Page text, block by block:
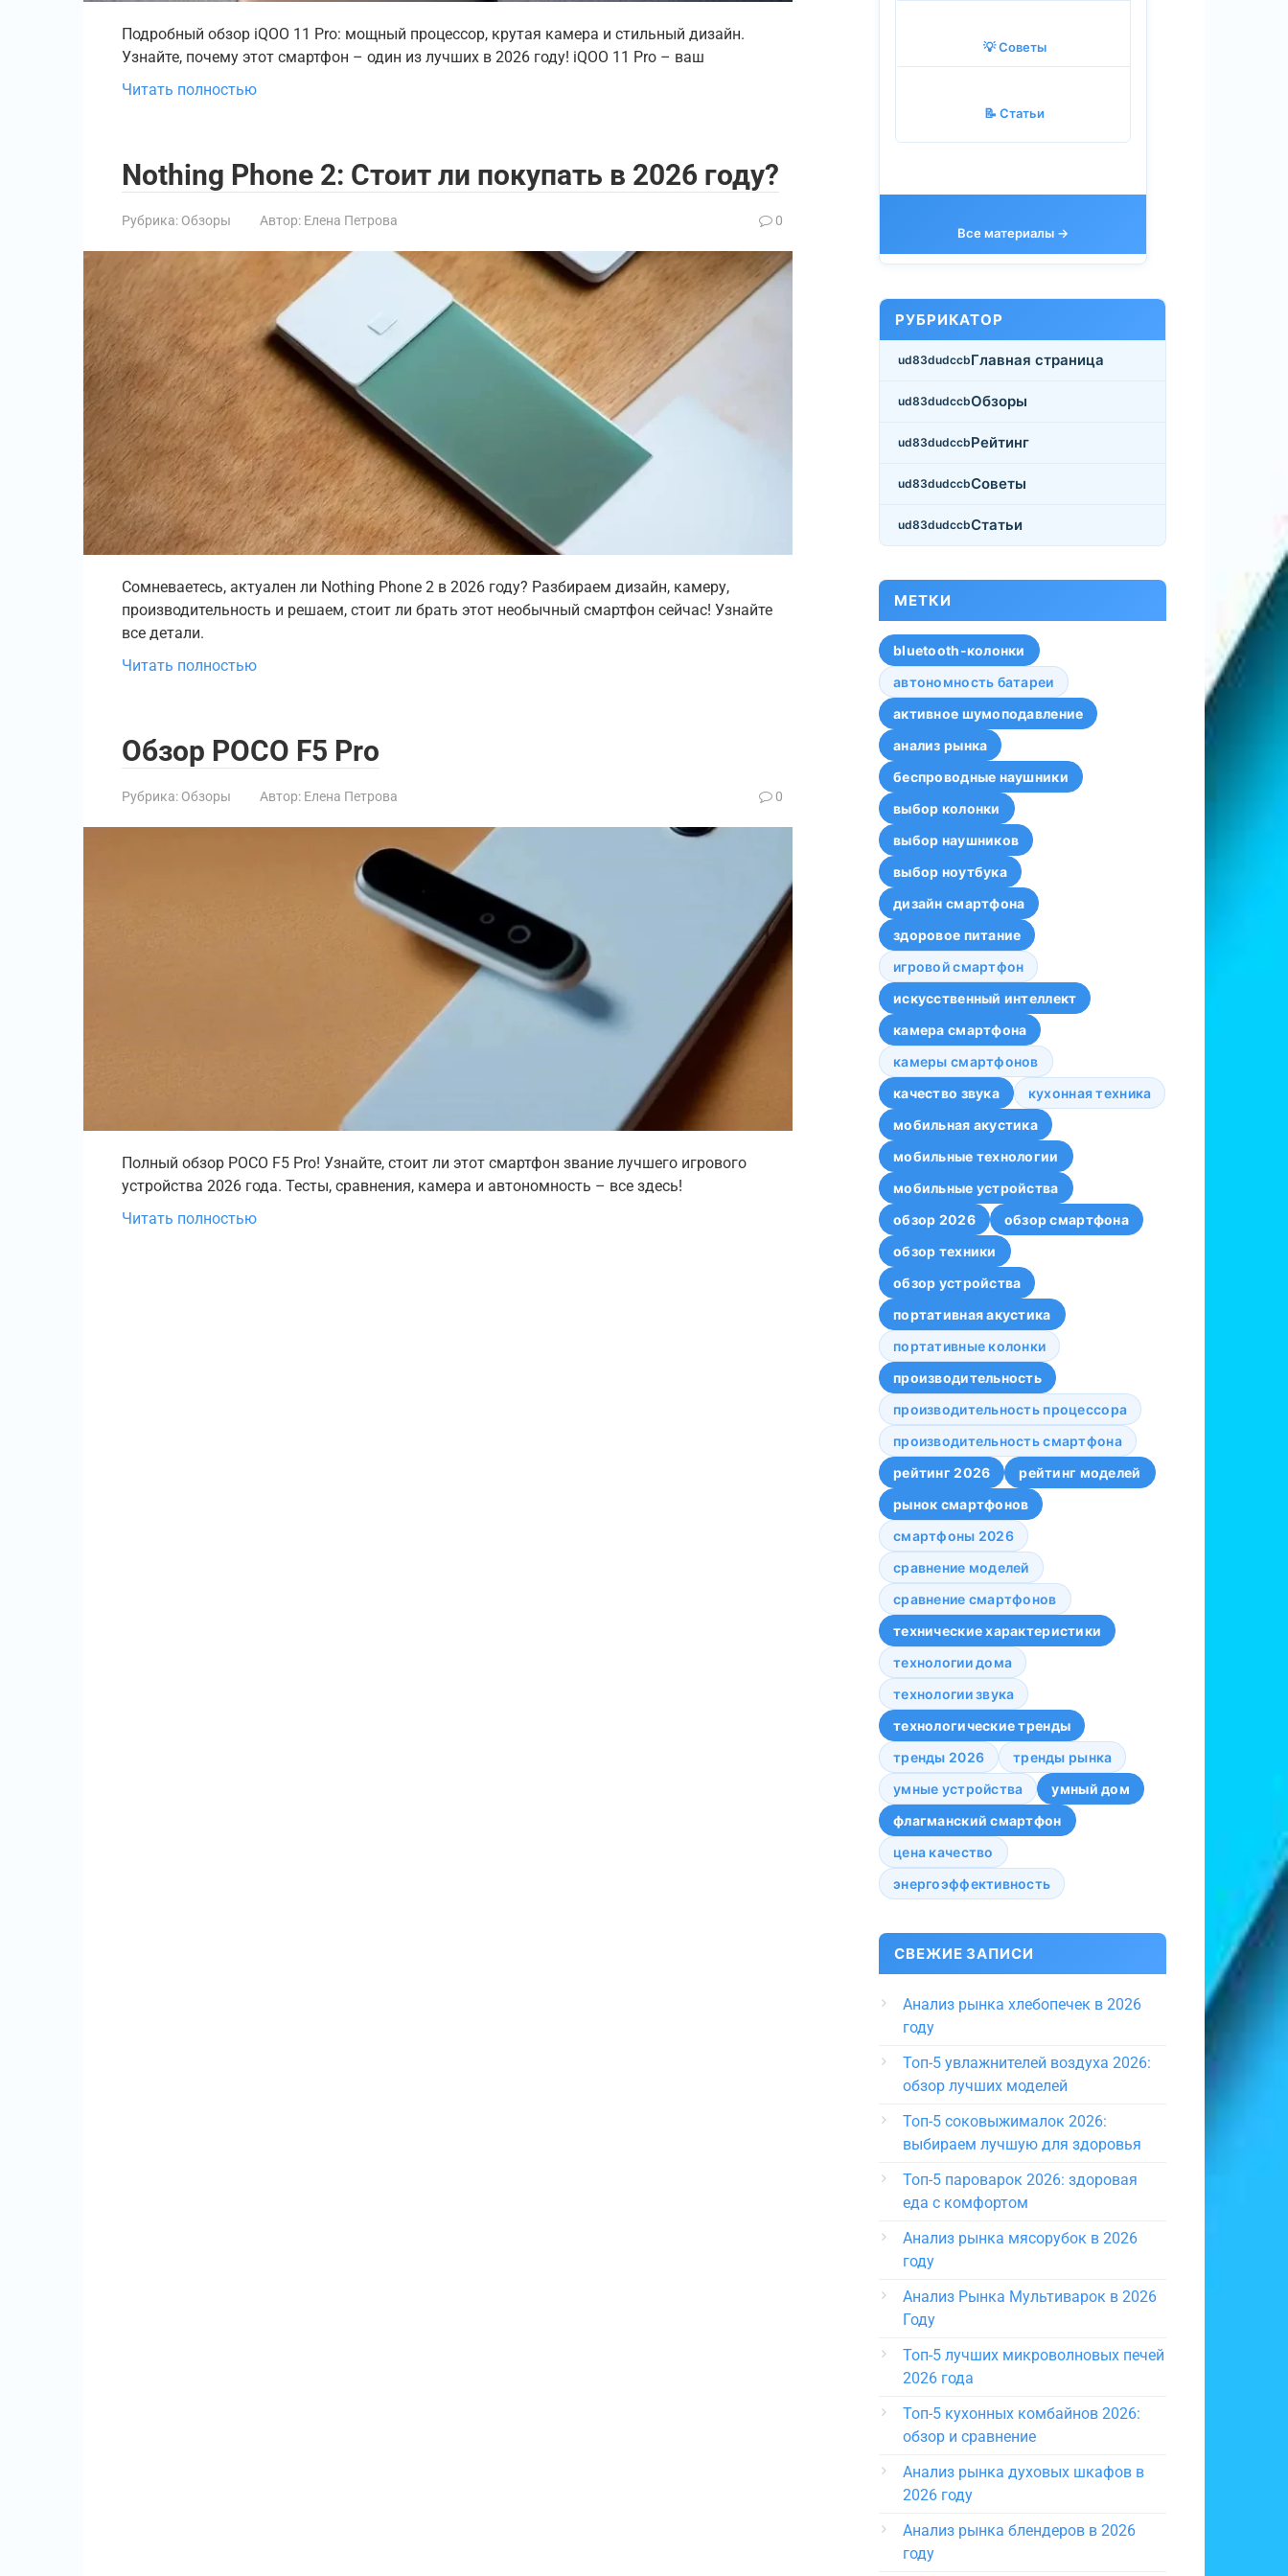
Подробный обзор iQOO 11 Pro: мощный процессор, крутая камера и стильный дизайн.
Узнайте, почему этот смартфон – один из лучших в 2026 году! iQOO 11 Pro – ваш
Читать полностью
Nothing Phone 2: Стоит ли покупать в 2026 году?
Рубрика: Обзоры Автор: Елена Петрова 0
Сомневаетесь, актуален ли Nothing Phone 2 в 2026 году? Разбираем дизайн, камеру,
производительность и решаем, стоит ли брать этот необычный смартфон сейчас! Узнайте
все детали.
Читать полностью
Обзор POCO F5 Pro
Рубрика: Обзоры Автор: Елена Петрова 0
Полный обзор POCO F5 Pro! Узнайте, стоит ли этот смартфон звание лучшего игрового
устройства 2026 года. Тесты, сравнения, камера и автономность – все здесь!
Читать полностью
💡 Советы
📝 Статьи
Все материалы →
РУБРИКАТОР
Главная страница
Обзоры
Рейтинг
Советы
Статьи
МЕТКИ
bluetooth-колонки
автономность батареи
активное шумоподавление
анализ рынка
беспроводные наушники
выбор колонки
выбор наушников
выбор ноутбука
дизайн смартфона
здоровое питание
игровой смартфон
искусственный интеллект
камера смартфона
камеры смартфонов
качество звука
кухонная техника
мобильная акустика
мобильные технологии
мобильные устройства
обзор 2026
обзор смартфона
обзор техники
обзор устройства
портативная акустика
портативные колонки
производительность
производительность процессора
производительность смартфона
рейтинг 2026
рейтинг моделей
рынок смартфонов
смартфоны 2026
сравнение моделей
сравнение смартфонов
технические характеристики
технологии дома
технологии звука
технологические тренды
тренды 2026
тренды рынка
умные устройства
умный дом
флагманский смартфон
цена качество
энергоэффективность
СВЕЖИЕ ЗАПИСИ
Анализ рынка хлебопечек в 2026
году
Топ-5 увлажнителей воздуха 2026:
обзор лучших моделей
Топ-5 соковыжималок 2026:
выбираем лучшую для здоровья
Топ-5 пароварок 2026: здоровая
еда с комфортом
Анализ рынка мясорубок в 2026
году
Анализ Рынка Мультиварок в 2026
Году
Топ-5 лучших микроволновых печей
2026 года
Топ-5 кухонных комбайнов 2026:
обзор и сравнение
Анализ рынка духовых шкафов в
2026 году
Анализ рынка блендеров в 2026
году